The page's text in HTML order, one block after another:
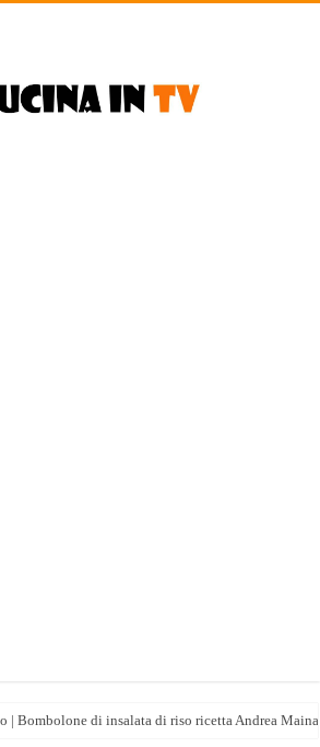
| Bombolone di insalata di riso ricetta Andrea